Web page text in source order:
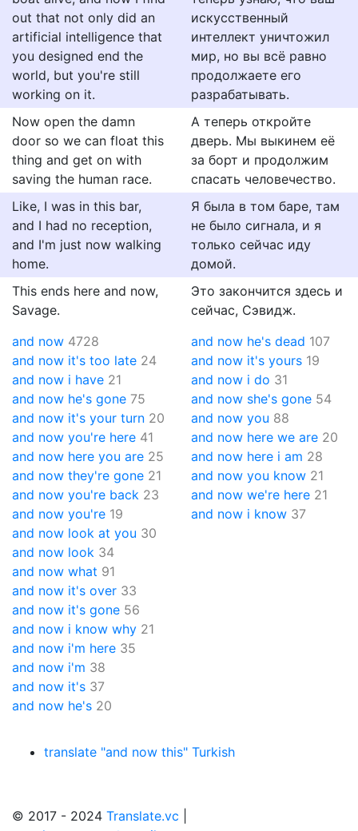
out that not only did an
artificial intelligence that
you designed end the
world, but you're still
working on it.
искусственный
интеллект уничтожил
мир, но вы всё равно
продолжаете его
разрабатывать.
Now open the damn
door so we can float this
thing and get on with
saving the human race.
А теперь откройте
дверь. Мы выкинем её
за борт и продолжим
спасать человечество.
Like, I was in this bar,
and I had no reception,
and I'm just now walking
home.
Я была в том баре, там
не было сигнала, и я
только сейчас иду
домой.
This ends here and now,
Savage.
Это закончится здесь и
сейчас, Сэвидж.
and now 4728
and now it's too late 24
and now i have 21
and now he's gone 75
and now it's your turn 20
and now you're here 41
and now here you are 25
and now they're gone 21
and now you're back 23
and now you're 19
and now he's dead 107
and now it's yours 19
and now i do 31
and now she's gone 54
and now you 88
and now here we are 20
and now here i am 28
and now you know 21
and now we're here 21
and now i know 37
and now look at you 30
and now look 34
and now what 91
and now it's over 33
and now it's gone 56
and now i know why 21
and now i'm here 35
and now i'm 38
and now it's 37
and now he's 20
translate "and now this" Turkish
© 2017 - 2024 Translate.vc